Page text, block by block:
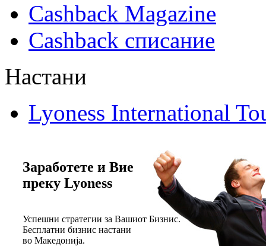
Cashback Magazine
Cashback списание
Настани
Lyoness International
Заработете и Вие
преку Lyoness
Успешни стратегии за Вашиот Бизнис.
Бесплатни бизнис настани
во Македонија.